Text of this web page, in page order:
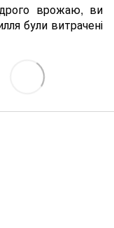
врожаю, ви
були витрачені